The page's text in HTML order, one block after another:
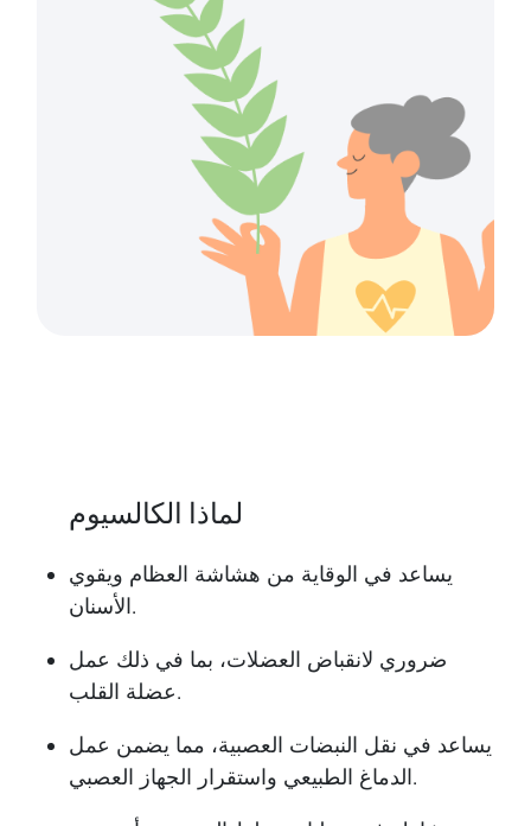
لماذا الكالسيوم
يساعد في الوقاية من هشاشة العظام ويقوي
الأسنان.
ضروري لانقباض العضلات، بما في ذلك عمل
عضلة القلب.
يساعد في نقل النبضات العصبية، مما يضمن عمل
الدماغ الطبيعي واستقرار الجهاز العصبي.